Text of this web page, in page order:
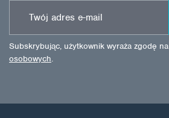
Subskrybując, użytkownik wyraża zgodę na
osobowych.